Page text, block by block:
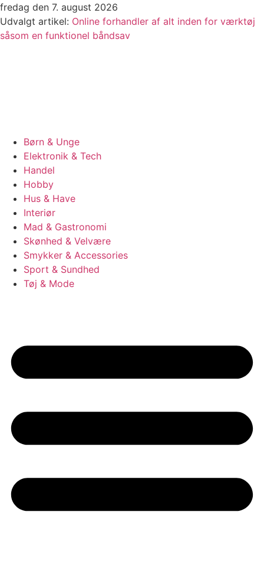
Videre
til
indhold
fredag den 7. august 2026
Udvalgt artikel: Online forhandler af alt inden for værktøj
såsom en funktionel båndsav
Børn & Unge
Elektronik & Tech
Handel
Hobby
Hus & Have
Interiør
Mad & Gastronomi
Skønhed & Velvære
Smykker & Accessories
Sport & Sundhed
Tøj & Mode